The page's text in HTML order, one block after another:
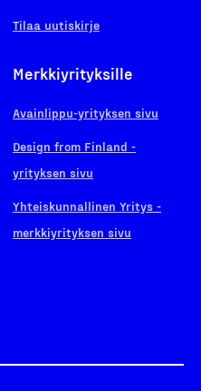
Tilaa uutiskirje
Merkkiyrityksille
Avainlippu-yrityksen sivu
Design from Finland -
yrityksen sivu
Yhteiskunnallinen Yritys -
merkkiyrityksen sivu